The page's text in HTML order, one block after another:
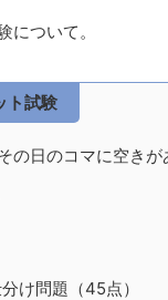
について。
ト試験
の日のコマに空きが
問題（45点）